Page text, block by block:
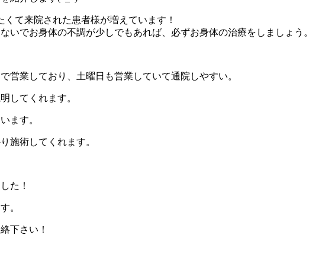
て来院された患者様が増えています！
いでお身体の不調が少しでもあれば、必ずお身体の治療をしましょう。
営業しており、土曜日も営業していて通院しやすい。
してくれます。
ます。
施術してくれます。
た！
。
下さい！